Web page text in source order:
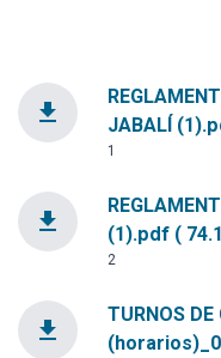
file_download
JABALÍ
1
file_download
(1).pdf (
2
file_download
TURNOS